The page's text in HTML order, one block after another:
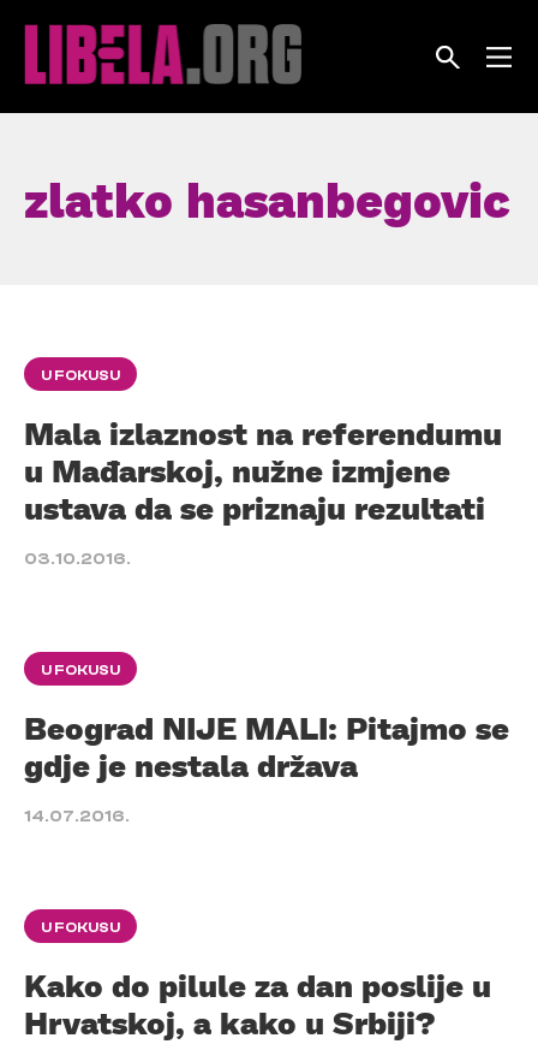
zlatko hasanbegovic
U FOKUSU
Mala izlaznost na referendumu
u Mađarskoj, nužne izmjene
ustava da se priznaju rezultati
03.10.2016.
U FOKUSU
Beograd NIJE MALI: Pitajmo se
gdje je nestala država
14.07.2016.
U FOKUSU
Kako do pilule za dan poslije u
Hrvatskoj, a kako u Srbiji?